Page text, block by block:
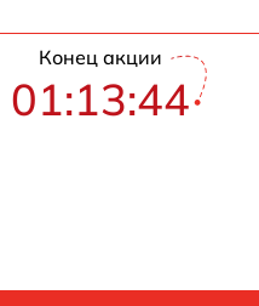
Конец акции
01:13:43